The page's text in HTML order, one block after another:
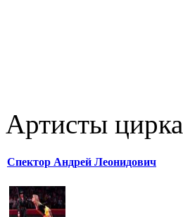
Артисты цирка
Спектор Андрей Леонидович